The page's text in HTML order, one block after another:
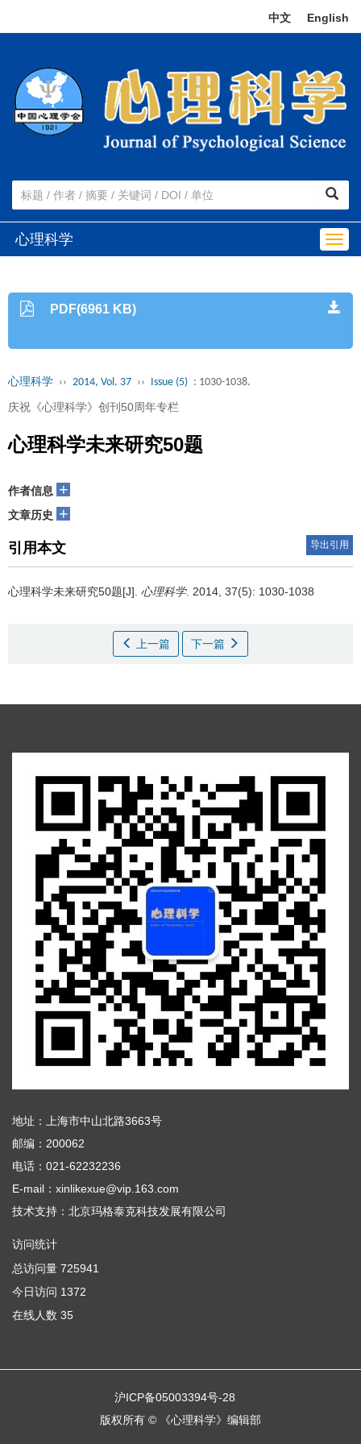
中文 English
心理科学
PDF(6961 KB)
心理科学 ›› 2014, Vol. 37 ›› Issue (5) : 1030-1038.
庆祝《心理科学》创刊50周年专栏
心理科学未来研究50题
作者信息 +
文章历史 +
引用本文 导出引用
心理科学未来研究50题[J]. 心理科学. 2014, 37(5): 1030-1038
上一篇 下一篇
地址：上海市中山北路3663号
邮编：200062
电话：021-62232236
E-mail：xinlikexue@vip.163.com
技术支持： 北京玛格泰克科技发展有限公司
访问统计
总访问量 725941
今日访问 1372
在线人数 35
沪ICP备05003394号-28
版权所有 © 《心理科学》编辑部